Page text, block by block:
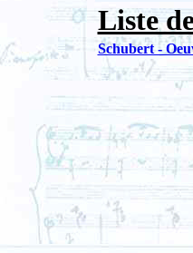
Liste
Schubert -